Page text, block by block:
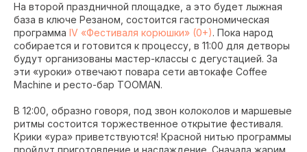
На второй праздничной площадке, а это будет лыжная
база в ключе Резаном, состоится гастрономическая
программа IV «Фестиваля корюшки» (0+). Пока народ
собирается и готовится к процессу, в 11:00 для детворы
будут организованы мастер-классы с дегустацией. За
эти «уроки» отвечают повара сети автокафе Coffee
Machine и ресто-бар TOOMAN.
В 12:00, образно говоря, под звон колоколов и маршевые
ритмы состоится торжественное открытие фестиваля.
Крики «ура» приветствуются! Красной нитью программы
пройдут приготовление и наслаждение. Сначала жарим,